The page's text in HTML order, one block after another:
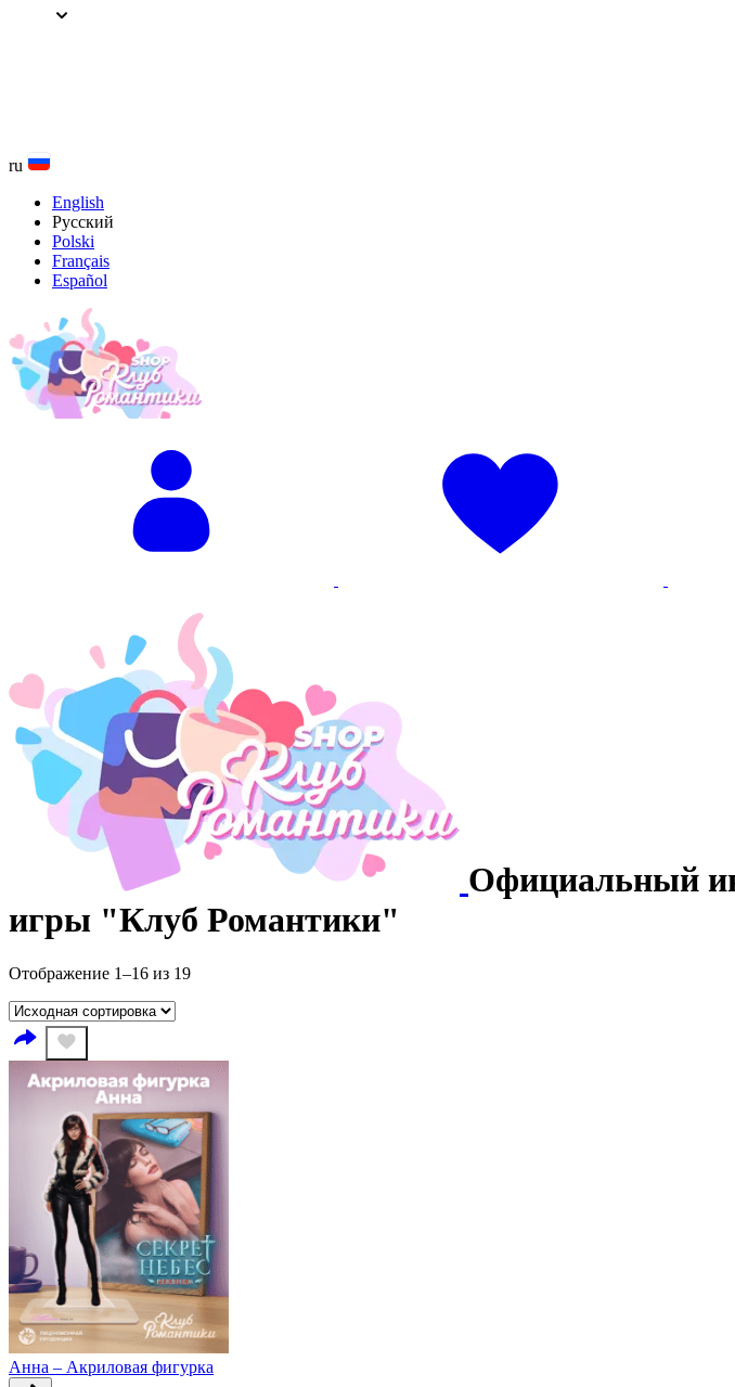
Перейти
ru
English
Русский
Polski
Français
Español
Официальный
игры "Клуб Романтики"
Отображение 1–16 из 19
Анна – Акриловая фигурка